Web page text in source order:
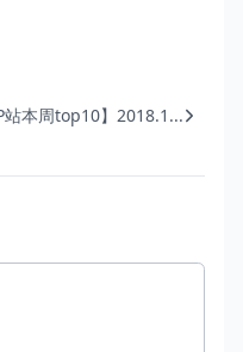
P站本周top10】2018.1...